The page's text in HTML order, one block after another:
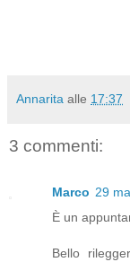
Annarita alle 17:37
3 commenti:
Marco 29
È un
Bello